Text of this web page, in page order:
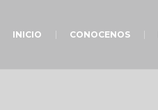
INICIO CONOCENOS